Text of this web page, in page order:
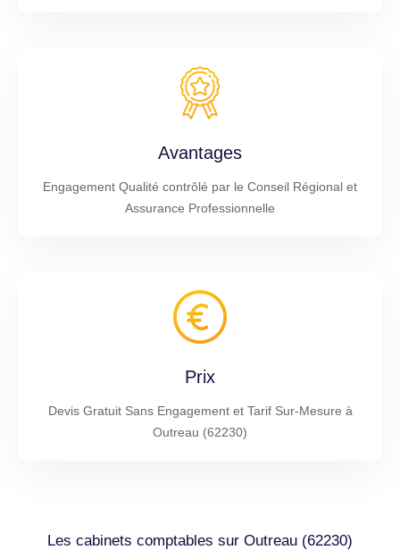
Avantages
Engagement Qualité contrôlé par le Conseil Régional et
Assurance Professionnelle
Prix
Devis Gratuit Sans Engagement et Tarif Sur-Mesure à
Outreau (62230)
Les cabinets comptables sur Outreau (62230)